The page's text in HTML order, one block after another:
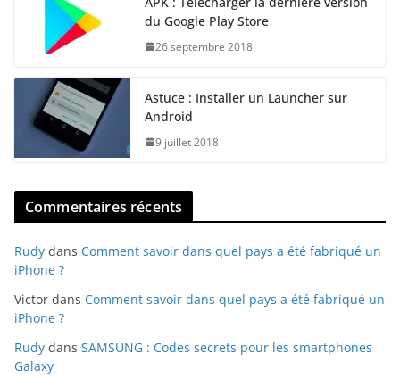
du Google Play Store
26 septembre 2018
Astuce : Installer un Launcher sur
Android
9 juillet 2018
Commentaires récents
Rudy dans Comment savoir dans quel pays a été fabriqué un
iPhone ?
Victor dans Comment savoir dans quel pays a été fabriqué un
iPhone ?
Rudy dans SAMSUNG : Codes secrets pour les smartphones
Galaxy